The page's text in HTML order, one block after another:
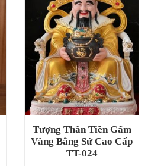
Tượng Thần Tiền Gấm
Vàng Bằng Sứ Cao Cấp
TT-024